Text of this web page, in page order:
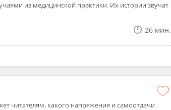
из медицинской практики. Их истории звучат
26 мин.
читателям, какого напряжения и самоотдачи